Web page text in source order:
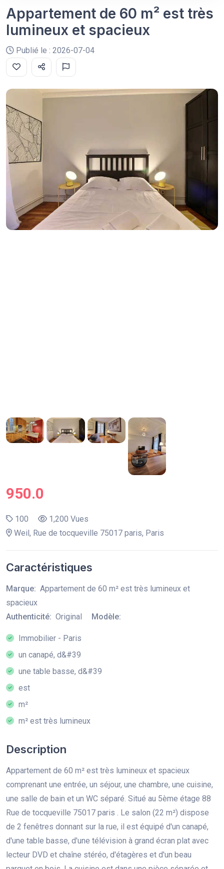
Appartement de 60 m² est très
lumineux et spacieux
Publié le : 2026-07-04
950.0
100
1,200 Vues
Weil, Rue de tocqueville 75017 paris, Paris
Caractéristiques
Marque: Appartement de 60 m² est très lumineux et
spacieux
Authenticité: Original Modèle:
Immobilier - Paris
un canapé, d&#39
une table basse, d&#39
est
m²
m² est très lumineux
Description
Appartement de 60 m² est très lumineux et spacieux
comprenant une entrée, un séjour, une chambre, une cuisine,
une salle de bain et un WC séparé. Situé au 5ème étage 88
Rue de tocqueville 75017 paris . Le salon (22 m²) dispose
de 2 fenêtres donnant sur la rue, il est équipé d'un canapé,
d'une table basse, d'une télévision à grand écran plat avec
lecteur DVD et chaîne stéréo, d'étagères et d'un beau